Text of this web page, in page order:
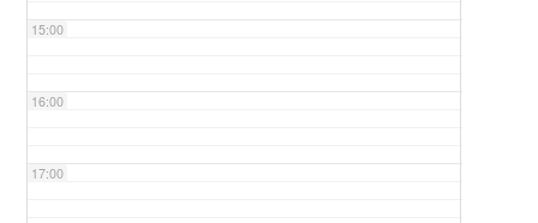
15:00
16:00
17:00